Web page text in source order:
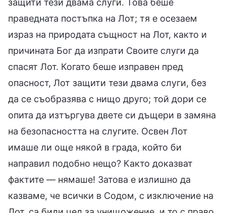
защити тези двама слуги. Това беше
праведната постъпка на Лот; тя е осезаем
израз на природата същност на Лот, както и
причината Бог да изпрати Своите слуги да
спасят Лот. Когато беше изправен пред
опасност, Лот защити тези двама слуги, без
да се съобразява с нищо друго; той дори се
опита да изтъргува двете си дъщери в замяна
на безопасността на слугите. Освен Лот
имаше ли още някой в града, който би
направил подобно нещо? Както доказват
фактите — нямаше! Затова е излишно да
казваме, че всички в Содом, с изключение на